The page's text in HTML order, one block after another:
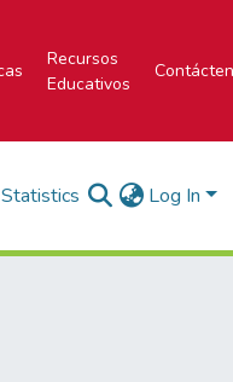
Recursos
Educativos
Statistics Log In